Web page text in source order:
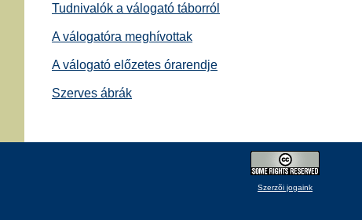
Tudnivalók a válogató táborról
A válogatóra meghívottak
A válogató előzetes órarendje
Szerves ábrák
Szerzõi jogaink